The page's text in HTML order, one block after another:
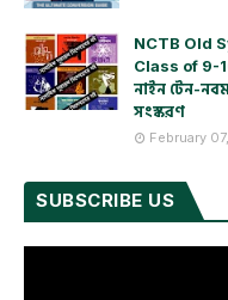
NCTB Old
Class of 9-
নাইন টেন-
সংস্করণ
February
SUBSCRIBE US